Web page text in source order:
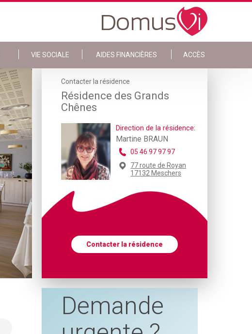
VIE SOCIALE AIDES FINANCIÈRES ACCÈS
Contacter la résidence
Résidence des Grands
Chênes
Direction de la résidence:
Martine BRAUN
05 46 97 97 97
77 route de Royan
17132 Meschers
Contacter la résidence
Demande